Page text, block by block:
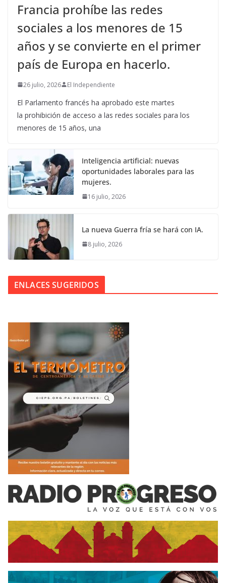
Francia prohíbe las redes
sociales a los menores de 15
años y se convierte en el primer
país de Europa en hacerlo.
26 julio, 2026 El Independiente
El Parlamento francés ha aprobado este martes
la prohibición de acceso a las redes sociales para los
menores de 15 años, una
Inteligencia artificial: nuevas
oportunidades laborales para las
mujeres.
16 julio, 2026
La nueva Guerra fría se hará con IA.
8 julio, 2026
ENLACES SUGERIDOS